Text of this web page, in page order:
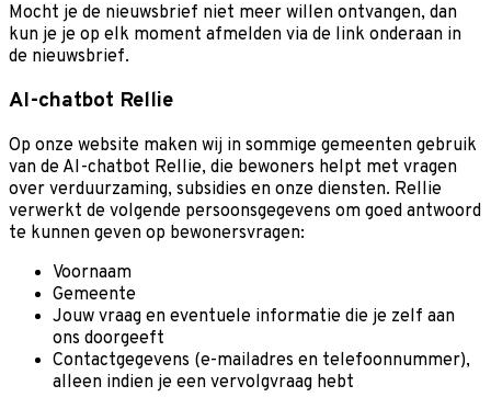
Mocht je de nieuwsbrief niet meer willen ontvangen, dan
kun je je op elk moment afmelden via de link onderaan in
de nieuwsbrief.
AI-chatbot Rellie
Op onze website maken wij in sommige gemeenten gebruik
van de AI-chatbot Rellie, die bewoners helpt met vragen
over verduurzaming, subsidies en onze diensten. Rellie
verwerkt de volgende persoonsgegevens om goed antwoord
te kunnen geven op bewonersvragen:
Voornaam
Gemeente
Jouw vraag en eventuele informatie die je zelf aan
ons doorgeeft
Contactgegevens (e-mailadres en telefoonnummer),
alleen indien je een vervolgvraag hebt